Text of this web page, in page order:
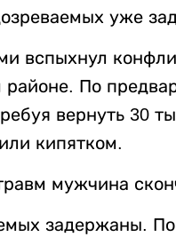
уже
вспыхнул
районе. По
вернуть 30
кипятком.
мужчина
задержаны.